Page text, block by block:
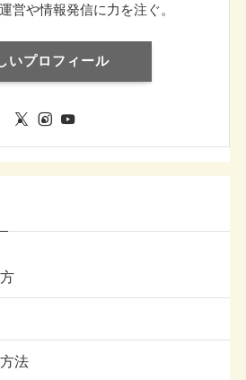
営や情報発信に力を注ぐ。
いプロフィール
法